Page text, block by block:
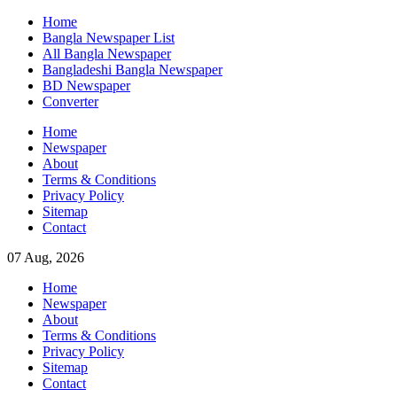
Skip
content
Home
Bangla Newspaper List
All Bangla Newspaper
Bangladeshi Bangla Newspaper
BD Newspaper
Converter
Home
Newspaper
About
Terms & Conditions
Privacy Policy
Sitemap
Contact
07 Aug, 2026
Home
Newspaper
About
Terms & Conditions
Privacy Policy
Sitemap
Contact